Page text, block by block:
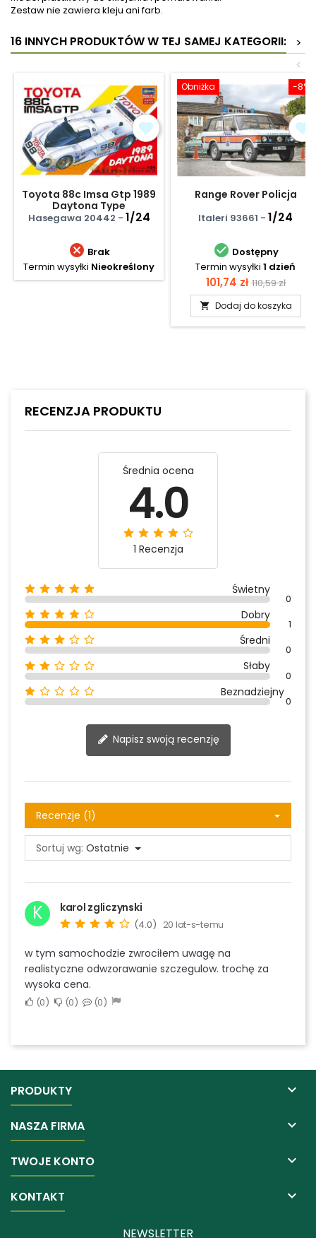
Zestaw nie zawiera kleju ani farb.
16 INNYCH PRODUKTÓW W TEJ SAMEJ KATEGORII:
>
<
Toyota 88c Imsa Gtp 1989
Daytona Type
Hasegawa 20442 - 1/24
 Brak
Termin wysyłki Nieokreślony
-8%
Obniżka
Range Rover Policja
Italeri 93661 - 1/24
 Dostępny
Termin wysyłki 1 dzień
Cena
101,74 zł Cena
110,59 zł
 Dodaj do koszyka
RECENZJA PRODUKTU
Średnia ocena
4.0
1 Recenzja
Świetny
0
Dobry
1
Średni
0
Słaby
0
Beznadziejny
0
Napisz swoją recenzję
Recenzje (1)
Sortuj wg: Ostatnie
K karol zgliczynski
(4.0) 20 lat-s-temu
w tym samochodzie zwrociłem uwagę na
realistyczne odwzorawanie szczegulow. trochę za
wysoka cena.
0 0 0
PRODUKTY 
NASZA FIRMA 
TWOJE KONTO 
KONTAKT 
NEWSLETTER